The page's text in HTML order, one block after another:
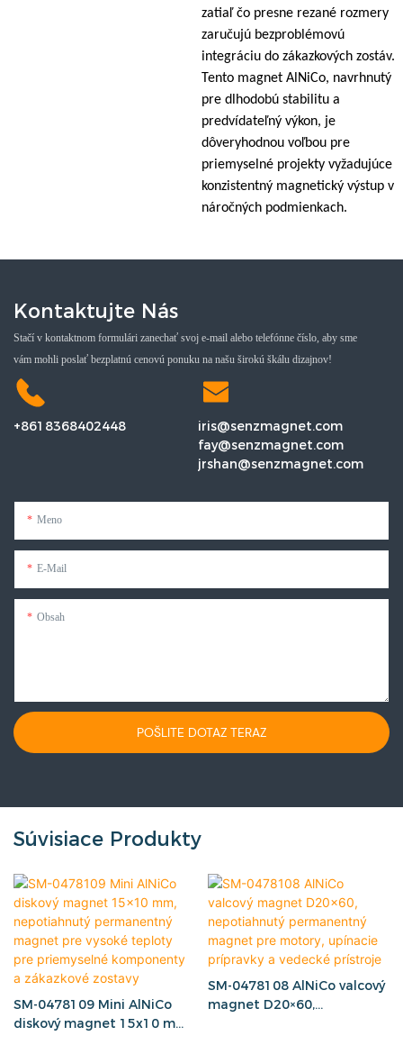
zatiaľ čo presne rezané rozmery
zaručujú bezproblémovú
integráciu do zákazkových zostáv.
Tento magnet AlNiCo, navrhnutý
pre dlhodobú stabilitu a
predvídateľný výkon, je
dôveryhodnou voľbou pre
priemyselné projekty vyžadujúce
konzistentný magnetický výstup v
náročných podmienkach.
Kontaktujte Nás
Stačí v kontaktnom formulári zanechať svoj e-mail alebo telefónne číslo, aby sme
vám mohli poslať bezplatnú cenovú ponuku na našu širokú škálu dizajnov!
+8618368402448
iris@senzmagnet.com
fay@senzmagnet.com
jrshan@senzmagnet.com
Meno
E-Mail
Obsah
POŠLITE DOTAZ TERAZ
Súvisiace Produkty
SM-0478109 Mini AlNiCo
diskový magnet 15x10 mm,
SM-0478108 AlNiCo valcový
magnet D20×60,